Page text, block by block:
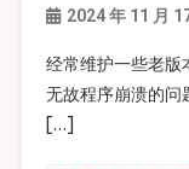
2024 年 11 月
经常维护一些老版
无故程序崩溃的问
[…]